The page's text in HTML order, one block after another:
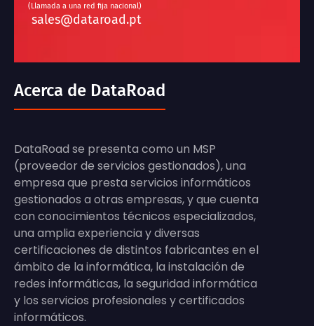
(Llamada a una red fija nacional)
sales@dataroad.pt
Acerca de DataRoad
DataRoad se presenta como un MSP
(proveedor de servicios gestionados), una
empresa que presta servicios informáticos
gestionados a otras empresas, y que cuenta
con conocimientos técnicos especializados,
una amplia experiencia y diversas
certificaciones de distintos fabricantes en el
ámbito de la informática, la instalación de
redes informáticas, la seguridad informática
y los servicios profesionales y certificados
informáticos.